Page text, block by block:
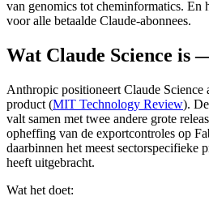
van genomics tot cheminformatics. En
voor alle betaalde Claude-abonnees.
Wat Claude Science is
Anthropic positioneert Claude Science
product (MIT Technology Review).
valt samen met twee andere grote
opheffing van de exportcontroles op
daarbinnen het meest sectorspecifieke
heeft uitgebracht.
Wat het doet: